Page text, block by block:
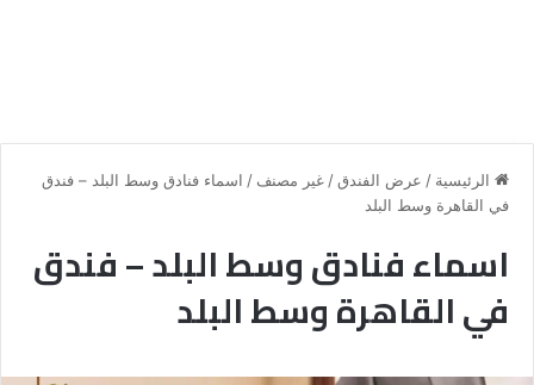
الرئيسية / عرض الفندق/ غير مصنف / اسماء فنادق وسط البلد – فندق
في القاهرة وسط البلد
اسماء فنادق وسط البلد – فندق
في القاهرة وسط البلد